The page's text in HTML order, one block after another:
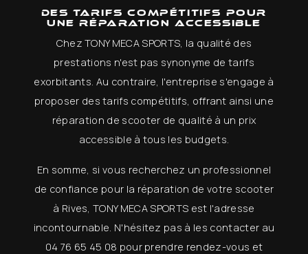
Des tarifs compétitifs pour
une réparation accessible
Chez TONY MECA SPORTS, la qualité des
prestations n'est pas synonyme de tarifs
exorbitants. Au contraire, l'entreprise s'engage à
proposer des tarifs compétitifs, offrant ainsi une
réparation de scooter de qualité à un prix
accessible à tous les budgets.
En somme, si vous recherchez un professionnel
de confiance pour la réparation de votre scooter
à Rives, TONY MECA SPORTS est l'adresse
incontournable. N'hésitez pas à les contacter au
04 76 65 45 08 pour prendre rendez-vous et